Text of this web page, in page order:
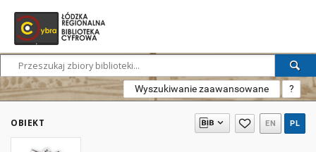
Wyszukiwanie zaawansowane ?
OBIEKT EN PL